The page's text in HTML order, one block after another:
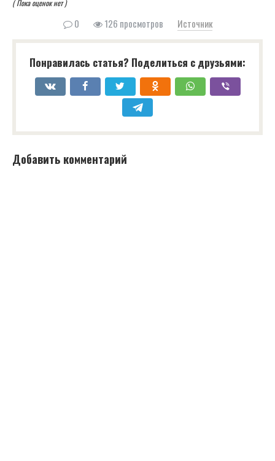
( Пока оценок нет )
0 126 просмотров Источник
Понравилась статья? Поделиться с друзьями:
Добавить комментарий